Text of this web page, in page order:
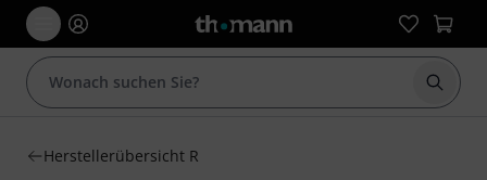
Suche
Herstellerübersicht R